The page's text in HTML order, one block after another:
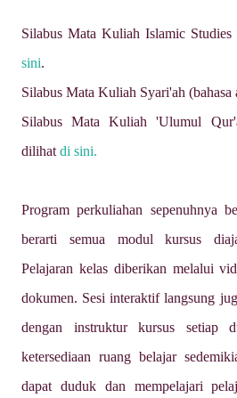
Silabus Mata Kuliah Islamic
sini.
Silabus Mata Kuliah Syari'ah (bahasa
Silabus Mata Kuliah 'Ulumul
dilihatdi sini.
Program perkuliahan sepenuhnya
berarti semua modul kursus
Pelajaran kelas diberikan melalui
dokumen. Sesi interaktif langsung
dengan instruktur kursus setiap
ketersediaan ruang belajar
dapat duduk dan mempelajari